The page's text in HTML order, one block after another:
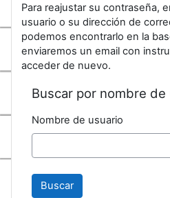
Para reajustar su contraseña,
usuario o su dirección de
podemos encontrarlo en la
enviaremos un email con
acceder de nuevo.
Buscar por nombre de
Nombre de usuario